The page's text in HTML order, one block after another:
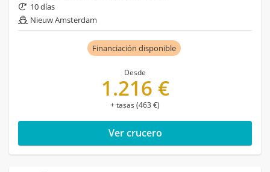
10 días
Nieuw Amsterdam
Financiación disponible
Desde
1.216 €
+ tasas (463 €)
Ver crucero